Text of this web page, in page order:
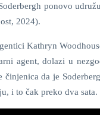
ponovo
2024).
Kathryn
agent, dolazi u
da je
i to čak preko dva sata.